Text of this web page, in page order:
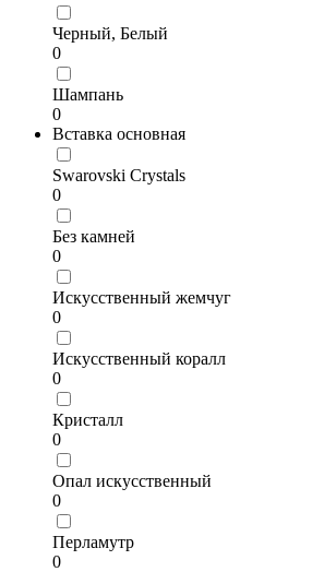
Черный, Белый
0
Шампань
0
Вставка основная
Swarovski Crystals
0
Без камней
0
Искусственный жемчуг
0
Искусственный коралл
0
Кристалл
0
Опал искусственный
0
Перламутр
0